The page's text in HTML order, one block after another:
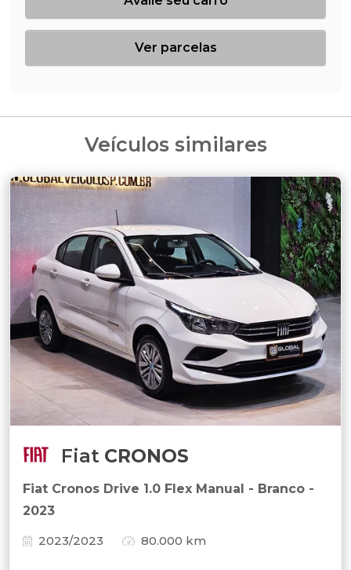
Ver parcelas
Veículos similares
Fiat CRONOS
Fiat Cronos Drive 1.0 Flex Manual - Branco -
2023
2023/2023
80.000 km